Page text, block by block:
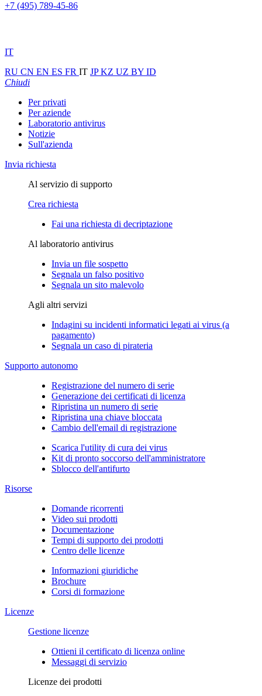
+7 (495) 789-45-86
IT
RU CN EN ES FR IT JPKZ UZ BY ID
Chiudi
Per privati
Per aziende
Laboratorio antivirus
Notizie
Sull'azienda
Invia richiesta
Al servizio di supporto
Crea richiesta
Fai una richiesta di decriptazione
Al laboratorio antivirus
Invia un file sospetto
Segnala un falso positivo
Segnala un sito malevolo
Agli altri servizi
Indagini su incidenti informatici legati ai virus (a
pagamento)
Segnala un caso di pirateria
Supporto autonomo
Registrazione del numero di serie
Generazione dei certificati di licenza
Ripristina un numero di serie
Ripristina una chiave bloccata
Cambio dell'email di registrazione
Scarica l'utility di cura dei virus
Kit di pronto soccorso dell'amministratore
Sblocco dell'antifurto
Risorse
Domande ricorrenti
Video sui prodotti
Documentazione
Tempi di supporto dei prodotti
Centro delle licenze
Informazioni giuridiche
Brochure
Corsi di formazione
Licenze
Gestione licenze
Ottieni il certificato di licenza online
Messaggi di servizio
Licenze dei prodotti